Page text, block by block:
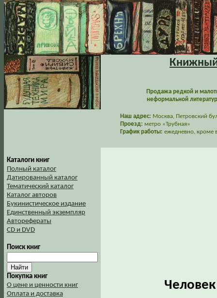
Книжный
Продажа редкой и
неформальной
Наш адрес: Москва, Петровский
Проезд: метро «Трубная»
График работы: ежедневно, кроме
Каталоги книг
Полный каталог
Датированный каталог
Тематический каталог
Каталог авторов
Букинистическое издание
Единственный экземпляр
Авторефераты
CD и DVD
Поиск книг
Покупка книг
О цене и ценности книг
Оплата и доставка